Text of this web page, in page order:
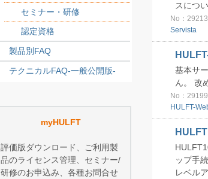
セミナー・研修
認定資格
製品別FAQ
テクニカルFAQ-一般公開版-
myHULFT
評価版ダウンロード、ご利用製
品のライセンス管理、セミナー/
研修のお申込み、各種お問合せ
スにつ
No：29213
Servista
基本サ
ん。 改
No：29199
HULFT-
ップ手
レベル